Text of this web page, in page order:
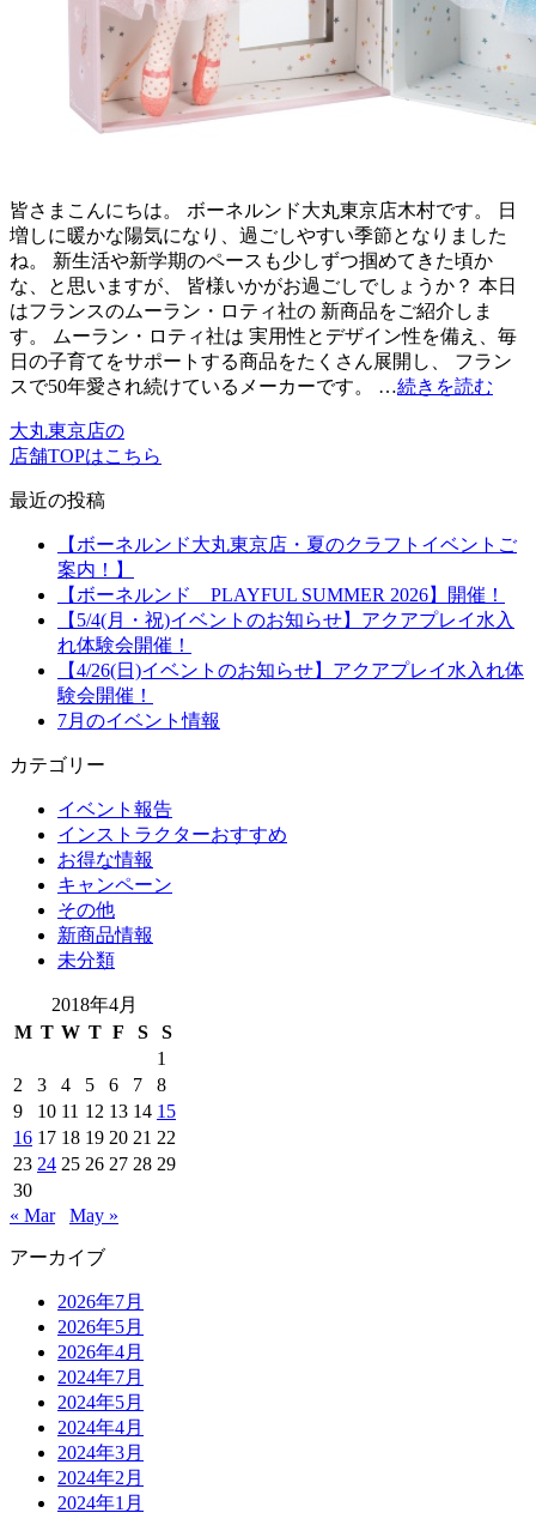
皆さまこんにちは。 ボーネルンド大丸東京店木村です。 日
増しに暖かな陽気になり、過ごしやすい季節となりました
ね。 新生活や新学期のペースも少しずつ掴めてきた頃か
な、と思いますが、 皆様いかがお過ごしでしょうか？ 本日
はフランスのムーラン・ロティ社の 新商品をご紹介しま
す。 ムーラン・ロティ社は 実用性とデザイン性を備え、毎
日の子育てをサポートする商品をたくさん展開し、 フラン
スで50年愛され続けているメーカーです。 …続きを読む
大丸東京店の
店舗TOPはこちら
最近の投稿
【ボーネルンド大丸東京店・夏のクラフトイベントご
案内！】
【ボーネルンド PLAYFUL SUMMER 2026】開催！
【5/4(月・祝)イベントのお知らせ】アクアプレイ水入
れ体験会開催！
【4/26(日)イベントのお知らせ】アクアプレイ水入れ体
験会開催！
7月のイベント情報
カテゴリー
イベント報告
インストラクターおすすめ
お得な情報
キャンペーン
その他
新商品情報
未分類
2018年4月
M T W T F S
S
1
2
3 4 5 6 7
8
9
10 11 12 13 14 15
16 17 18 19 20 21 22
23 24 25 26 27 28 29
30
« Mar
May »
アーカイブ
2026年7月
2026年5月
2026年4月
2024年7月
2024年5月
2024年4月
2024年3月
2024年2月
2024年1月